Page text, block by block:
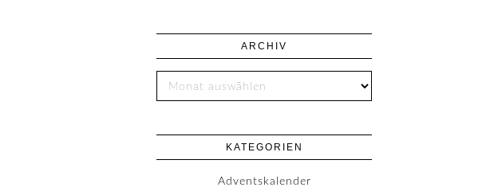
ARCHIV
KATEGORIEN
Adventskalender